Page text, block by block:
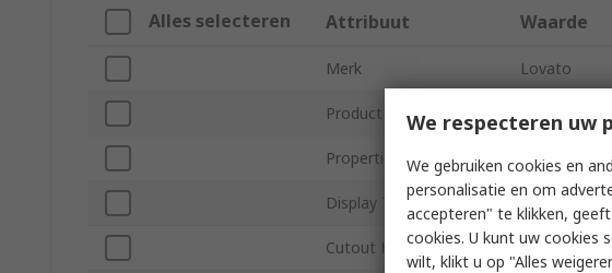
Alles selecteren Attribuut Waarde
Merk Lovato
Product Type Digital
Properties Measured TRMS
Display Type LCD
Cutout Height 110mm
We respecteren uw
We gebruiken cookies en
personalisatie en om
accepteren" te klikken,
cookies. U kunt uw cookies
wilt, klikt u op "Alles